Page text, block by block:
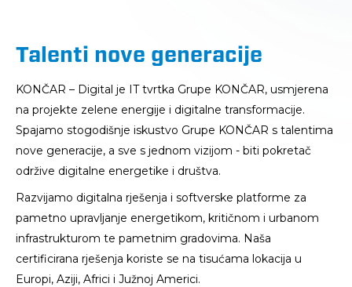
Talenti nove generacije
KONČAR – Digital je IT tvrtka Grupe KONČAR, usmjerena
na projekte zelene energije i digitalne transformacije.
Spajamo stogodišnje iskustvo Grupe KONČAR s talentima
nove generacije, a sve s jednom vizijom - biti pokretač
održive digitalne energetike i društva.
Razvijamo digitalna rješenja i softverske platforme za
pametno upravljanje energetikom, kritičnom i urbanom
infrastrukturom te pametnim gradovima. Naša
certificirana rješenja koriste se na tisućama lokacija u
Europi, Aziji, Africi i Južnoj Americi.